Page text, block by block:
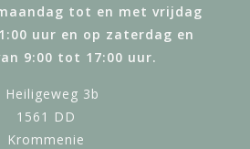
tot en met vrijdag
uur en op zaterdag en
9:00 tot 17:00 uur.
Heiligeweg 3b
1561 DD
Krommenie